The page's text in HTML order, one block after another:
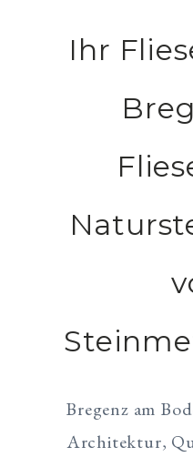
Ihr
Bregenz am
Architektur,